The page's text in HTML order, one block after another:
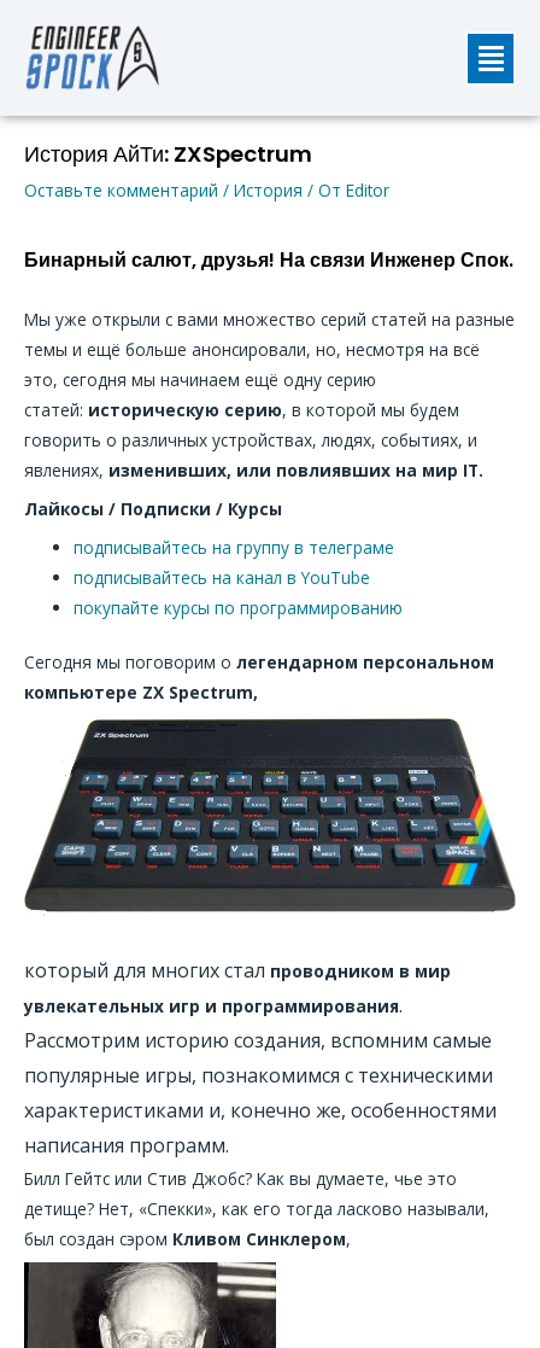
содержимому
История АйТи: ZXSpectrum
Оставьте комментарий / История / От Editor
Бинарный салют, друзья! На связи Инженер Спок.
Мы уже открыли с вами множество серий статей на разные
темы и ещё больше анонсировали, но, несмотря на всё
это, сегодня мы начинаем ещё одну серию
статей: историческую серию, в которой мы будем
говорить о различных устройствах, людях, событиях, и
явлениях, изменивших, или повлиявших на мир IT.
Лайкосы / Подписки / Курсы
подписывайтесь на группу в телеграме
подписывайтесь на канал в YouTube
покупайте курсы по программированию
Сегодня мы поговорим о легендарном персональном
компьютере ZX Spectrum,
который для многих стал проводником в мир
увлекательных игр и программирования.
Рассмотрим историю создания, вспомним самые
популярные игры, познакомимся с техническими
характеристиками и, конечно же, особенностями
написания программ.
Билл Гейтс или Стив Джобс? Как вы думаете, чье это
детище? Нет, «Спекки», как его тогда ласково называли,
был создан сэром Кливом Синклером,
по
записям